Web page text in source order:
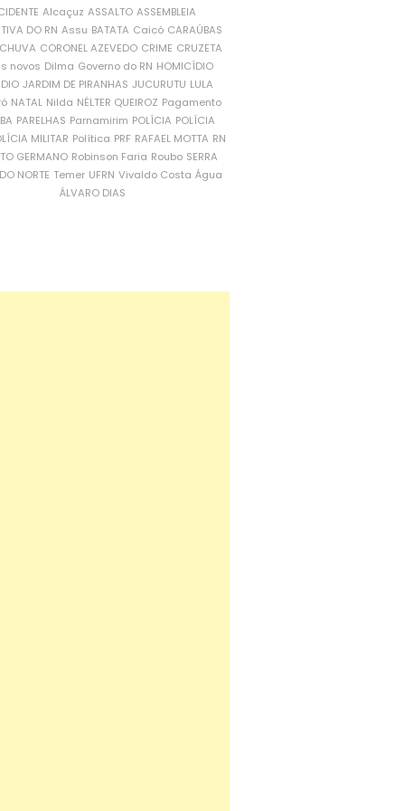
Alcaçuz ASSALTO ASSEMBLEIA
DO RN Assu BATATA Caicó CARAÚBAS
CORONEL AZEVEDO CRIME CRUZETA
novos Dilma Governo do RN HOMICÍDIO
JARDIM DE PIRANHAS JUCURUTU LULA
NATAL Nilda NÉLTER QUEIROZ Pagamento
PARELHAS Parnamirim POLÍCIA POLÍCIA
MILITAR Política PRF RAFAEL MOTTA RN
GERMANO Robinson Faria Roubo SERRA
NORTE Temer UFRN Vivaldo Costa Água
ÁLVARO DIAS